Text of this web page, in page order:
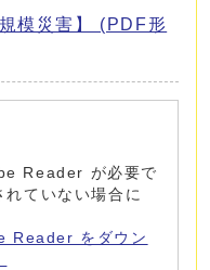
模災害】 (PDF形
Reader が必要で
ていない場合に
Reader をダウン